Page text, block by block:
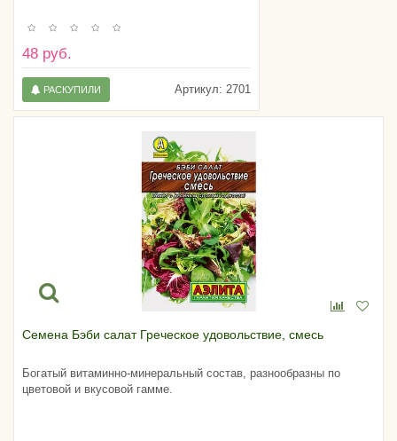
48 руб.
Артикул: 2701
РАСКУПИЛИ
Семена Бэби салат Греческое удовольствие, смесь
Богатый витаминно-минеральный состав, разнообразны по
цветовой и вкусовой гамме.